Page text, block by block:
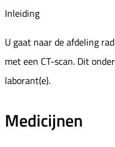
Inleiding
U gaat naar de afdeling
met een CT-scan. Dit
laborant(e).
Medicijnen